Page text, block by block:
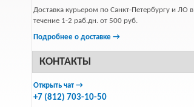
Доставка курьером по Санкт-Петербургу и ЛО в
течение 1-2 раб.дн. от 500 руб.
Подробнее о доставке →
КОНТАКТЫ
Открыть чат →
+7 (812) 703-10-50